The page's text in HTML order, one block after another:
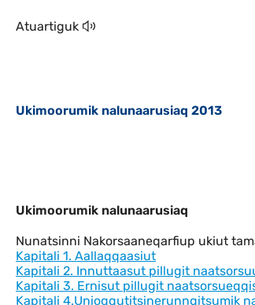
Atuartiguk
Ukimoorumik nalunaarusiaq 2013
Ukimoorumik nalunaarusiaq
Ukimoorumik nalunaarusiaq
Nunatsinni Nakorsaaneqarfiup ukiut
Kapitali 1. Aallaqqaasiut
Kapitali 2. Innuttaasut pillugit
Kapitali 3. Ernisut pillugit
Kapitali 4.Unioqqutitsinerunngitsumik